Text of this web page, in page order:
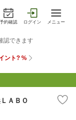
予約確認 ログイン メニュー
ＡＢＯ